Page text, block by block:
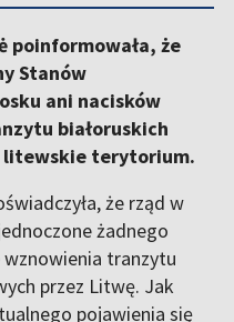
poinformowała, że
Stanów
ani nacisków
białoruskich
litewskie terytorium.
że rząd w
żadnego
tranzytu
przez Litwę. Jak
pojawienia się